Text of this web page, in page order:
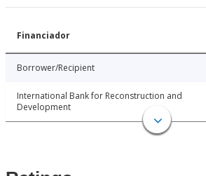
Financiador
Borrower/Recipient
International Bank for Reconstruction and
Development